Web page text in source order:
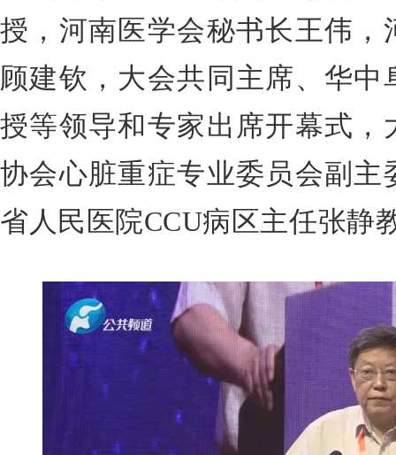
授，河南医学会秘书长王伟
顾建钦，大会共同主席、华
授等领导和专家出席开幕式
协会心脏重症专业委员会副
省人民医院CCU病区主任张静